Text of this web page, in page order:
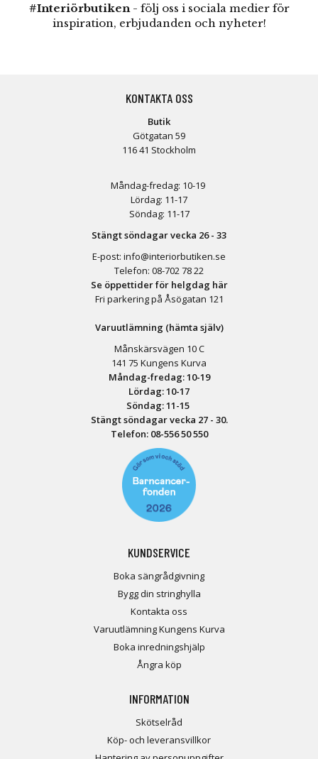
#Interiörbutiken- följ oss i sociala medier för
inspiration, erbjudanden och nyheter!
KONTAKTA OSS
Butik
Götgatan 59
116 41 Stockholm
Måndag-fredag: 10-19
Lördag: 11-17
Söndag: 11-17
Stängt söndagar vecka 26 - 33
E-post: info@interiorbutiken.se
Telefon: 08-702 78 22
Se öppettider för helgdag här
Fri parkering på Åsögatan 121
Varuutlämning (hämta själv)
Månskärsvägen 10 C
141 75 Kungens Kurva
Måndag-fredag: 10-19
Lördag: 10-17
Söndag: 11-15
Stängt söndagar vecka 27 - 30.
Telefon: 08-556 50 550
KUNDSERVICE
Boka sängrådgivning
Bygg din stringhylla
Kontakta oss
Varuutlämning Kungens Kurva
Boka inredningshjälp
Ångra köp
INFORMATION
Skötselråd
Köp- och leveransvillkor